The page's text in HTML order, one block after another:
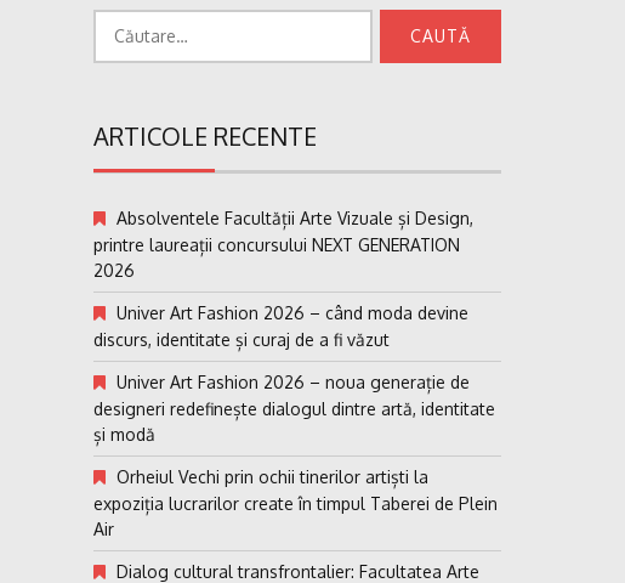
după:
ARTICOLE RECENTE
Absolventele Facultății Arte Vizuale și Design,
printre laureații concursului NEXT GENERATION
2026
Univer Art Fashion 2026 – când moda devine
discurs, identitate și curaj de a fi văzut
Univer Art Fashion 2026 – noua generație de
designeri redefinește dialogul dintre artă, identitate
și modă
Orheiul Vechi prin ochii tinerilor artiști la
expoziția lucrarilor create în timpul Taberei de Plein
Air
Dialog cultural transfrontalier: Facultatea Arte